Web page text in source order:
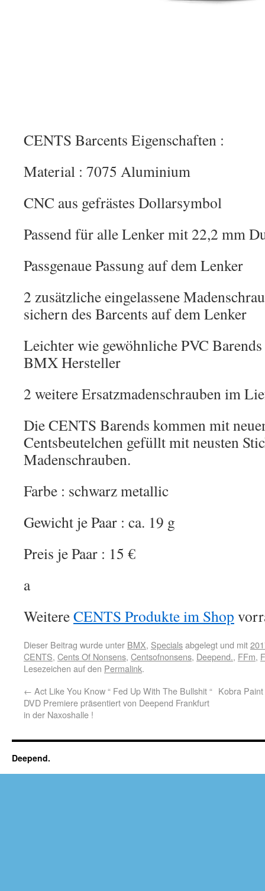
CENTS Barcents Eigenschaften :
Material : 7075 Aluminium
CNC aus gefrästes Dollarsymbol
Passend für alle Lenker mit 22,2 mm
Passgenaue Passung auf dem Lenker
2 zusätzliche eingelassene
sichern des Barcents auf dem Lenker
Leichter wie gewöhnliche PVC
BMX Hersteller
2 weitere Ersatzmadenschrauben im
Die CENTS Barends kommen mit
Centsbeutelchen gefüllt mit neusten
Madenschrauben.
Farbe : schwarz metallic
Gewicht je Paar : ca. 19 g
Preis je Paar : 15 €
a
WeitereCENTS Produkte im Shop
Dieser Beitrag wurde unter BMX, Specialsabgelegt und mit
CENTS, Cents Of Nonsens, Centsofnonsens, Deepend., FFm,
Lesezeichen auf den Permalink.
← Act Like You Know “ Fed Up With The Bullshit “
DVD Premiere präsentiert von Deepend Frankfurt
in der Naxoshalle !
Kobra
Deepend.